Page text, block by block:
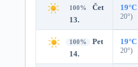
100%
Čet
13.
19°C
20°)
100%
Pet
14.
19°C
20°)